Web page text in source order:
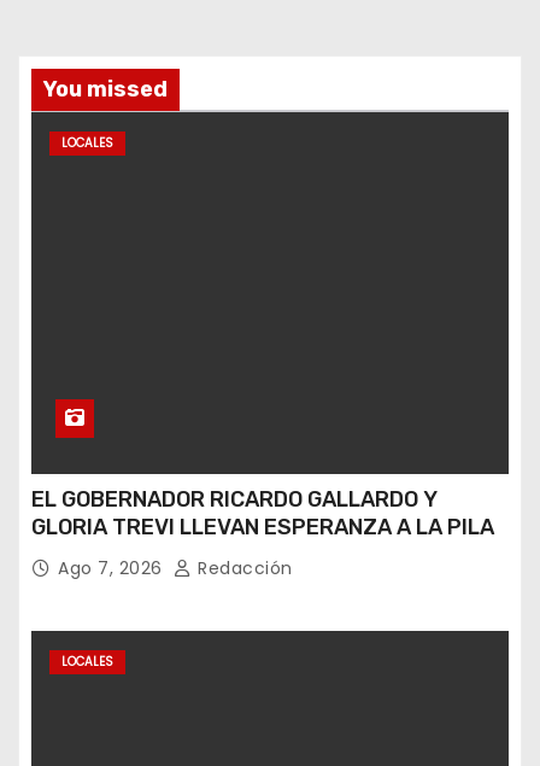
You missed
LOCALES
EL GOBERNADOR RICARDO GALLARDO Y
GLORIA TREVI LLEVAN ESPERANZA A LA PILA
Ago 7, 2026 Redacción
LOCALES